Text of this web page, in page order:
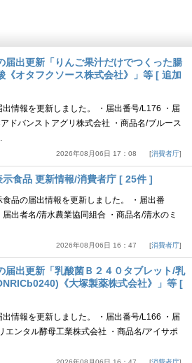
届出更新「りんご果汁だけでつくった腸
《オタフクソース株式会社》」等 [ 追加
情報を更新しました。 ・届出番号/L176 ・届
ドバンストアグリ株式会社 ・商品名/ブルース
2026年08月06日 17：08 消費者庁
食品 更新情報/消費者庁 [ 25件 ]
食品の届出情報を更新しました。 ・届出番
出者名/清水農業協同組合 ・商品名/清水のミ
2026年08月06日 16：47 消費者庁
届出更新「乳酸菌Ｂ２４０タブレット/乳
《大塚製薬株式会社》」等 [
情報を更新しました。 ・届出番号/L166 ・届
エンタル酵母工業株式会社 ・商品名/アイサポ